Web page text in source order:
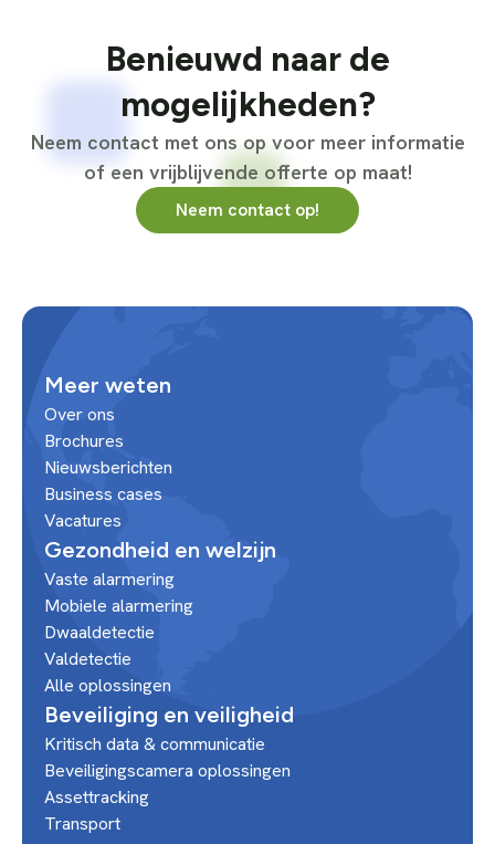
Benieuwd naar de
mogelijkheden?
Neem contact met ons op voor meer informatie
of een vrijblijvende offerte op maat!
Neem contact op!
Meer weten
Over ons
Brochures
Nieuwsberichten
Business cases
Vacatures
Gezondheid en welzijn
Vaste alarmering
Mobiele alarmering
Dwaaldetectie
Valdetectie
Alle oplossingen
Beveiliging en veiligheid
Kritisch data & communicatie
Beveiligingscamera oplossingen
Assettracking
Transport